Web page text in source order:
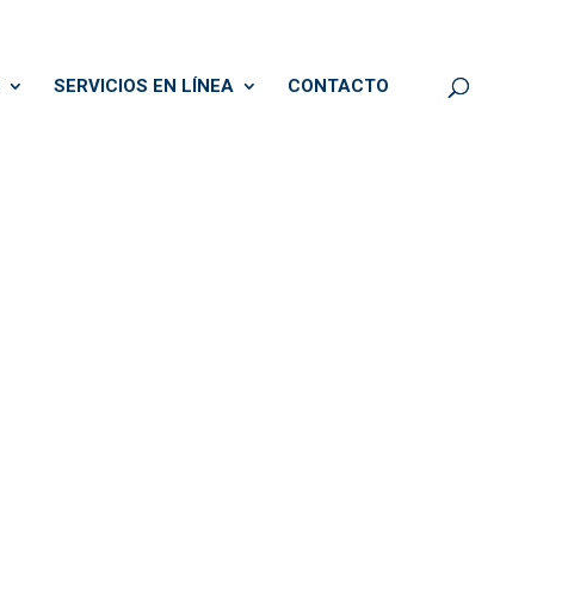
SERVICIOS EN LÍNEA CONTACTO